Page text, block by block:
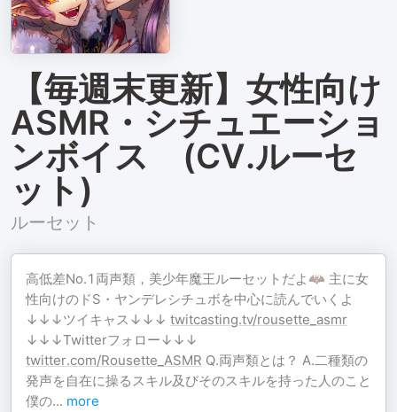
【毎週末更新】女性向け
ASMR・シチュエーショ
ンボイス (CV.ルーセ
ット)
ルーセット
高低差No.1両声類，美少年魔王ルーセットだよ🦇 主に女
性向けのドS・ヤンデレシチュボを中心に読んでいくよ
↓↓↓ツイキャス↓↓↓ twitcasting.tv/rousette_asmr
↓↓↓Twitterフォロー↓↓↓
twitter.com/Rousette_ASMR Q.両声類とは？ A.二種類の
発声を自在に操るスキル及びそのスキルを持った人のこと
僕の... more